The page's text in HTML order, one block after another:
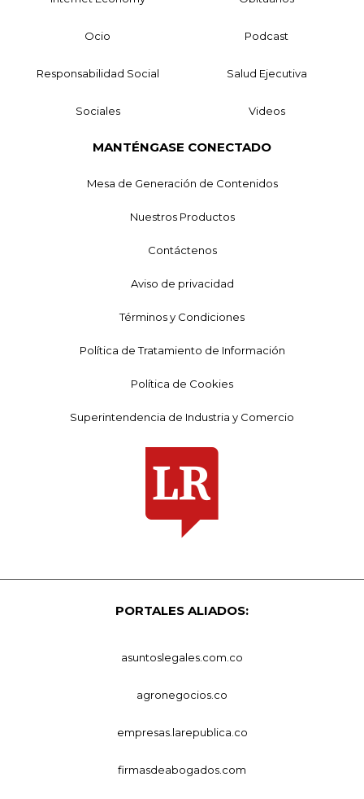
Ocio Podcast
Responsabilidad Social Salud Ejecutiva
Sociales Videos
MANTÉNGASE CONECTADO
Mesa de Generación de Contenidos
Nuestros Productos
Contáctenos
Aviso de privacidad
Términos y Condiciones
Política de Tratamiento de Información
Política de Cookies
Superintendencia de Industria y Comercio
PORTALES ALIADOS:
asuntoslegales.com.co
agronegocios.co
empresas.larepublica.co
firmasdeabogados.com